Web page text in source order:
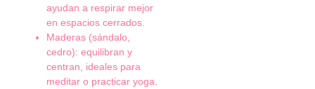
ayudan a respirar mejor
en espacios cerrados.
Maderas (sándalo,
cedro): equilibran y
centran, ideales para
meditar o practicar yoga.